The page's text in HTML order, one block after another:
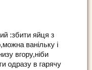
:збити яйця з
ванільку і
вгору,ніби
одразу в гарячу